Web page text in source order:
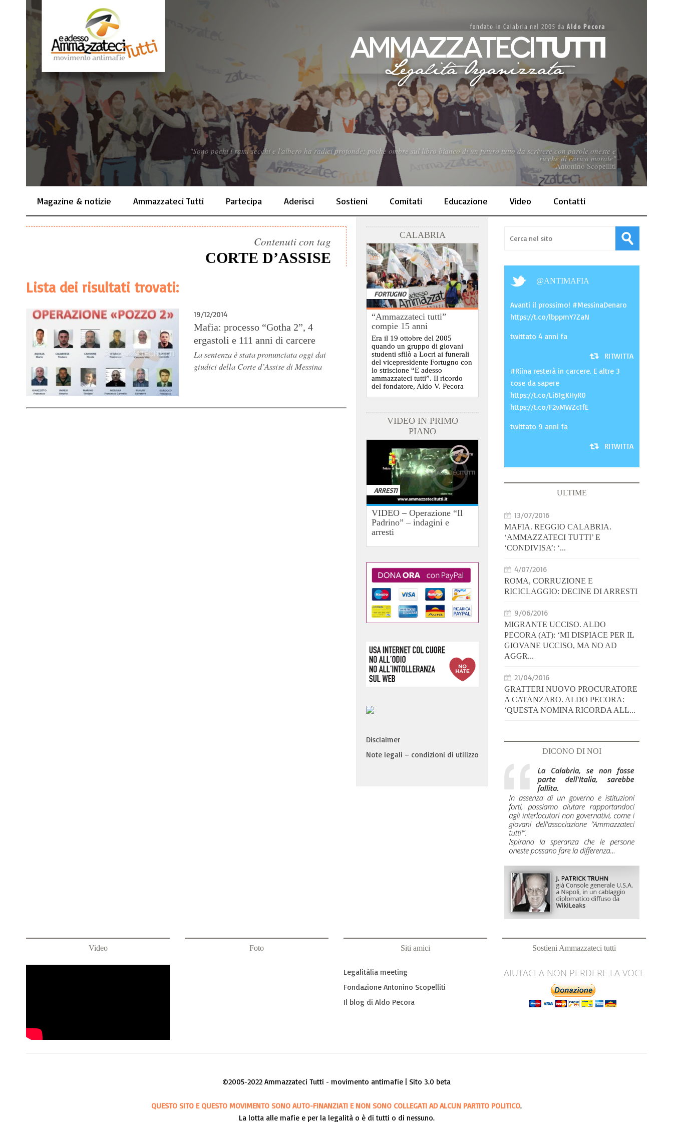
"Sono pochi i rami secchi e l'albero ha radici profonde: poche ombre sul libro bianco di un futuro tutto da scrivere con parole oneste e
ricche di carica morale"
Antonino Scopelliti
Magazine & notizie Ammazzateci Tutti Partecipa Aderisci Sostieni Comitati Educazione Video Contatti
Contenuti con tag
CORTE D’ASSISE
Lista dei risultati trovati:
19/12/2014
Mafia: processo “Gotha 2”, 4
ergastoli e 111 anni di carcere
La sentenza è stata pronunciata oggi dai
giudici della Corte d’Assise di Messina
CALABRIA
FORTUGNO
“Ammazzateci tutti”
compie 15 anni
Era il 19 ottobre del 2005
quando un gruppo di giovani
studenti sfilò a Locri ai funerali
del vicepresidente Fortugno con
lo striscione “E adesso
ammazzateci tutti”. Il ricordo
del fondatore, Aldo V. Pecora
VIDEO IN PRIMO
PIANO
ARRESTI
VIDEO – Operazione “Il
Padrino” – indagini e
arresti
Disclaimer
Note legali – condizioni di utilizzo
@ANTIMAFIA
Avanti il prossimo! #MessinaDenaro
https://t.co/lbppmY7ZaN
twittato 4 anni fa
RITWITTA
#Riina resterà in carcere. E altre 3
cose da sapere
https://t.co/Li61gKHyR0
https://t.co/F2vMWZc1fE
twittato 9 anni fa
RITWITTA
ULTIME
13/07/2016
MAFIA. REGGIO CALABRIA.
‘AMMAZZATECI TUTTI’ E
‘CONDIVISA’: ‘...
4/07/2016
ROMA, CORRUZIONE E
RICICLAGGIO: DECINE DI ARRESTI
9/06/2016
MIGRANTE UCCISO. ALDO
PECORA (AT): ‘MI DISPIACE PER IL
GIOVANE UCCISO, MA NO AD
AGGR...
21/04/2016
GRATTERI NUOVO PROCURATORE
A CATANZARO. ALDO PECORA:
‘QUESTA NOMINA RICORDA ALL̵...
DICONO DI NOI
Video Foto Siti amici
Legalitàlia meeting
Fondazione Antonino Scopelliti
Il blog di Aldo Pecora
Sostieni Ammazzateci tutti
AIUTACI A NON PERDERE LA VOCE
©2005-2022 Ammazzateci Tutti - movimento antimafie | Sito 3.0 beta
QUESTO SITO E QUESTO MOVIMENTO SONO AUTO-FINANZIATI E NON SONO COLLEGATI AD ALCUN PARTITO POLITICO.
La lotta alle mafie e per la legalità o è di tutti o di nessuno.